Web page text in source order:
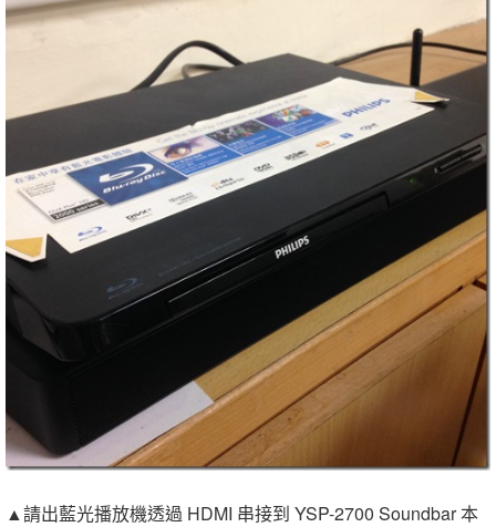
▲請出藍光播放機透過 HDMI 串接到 YSP-2700 Soundbar 本